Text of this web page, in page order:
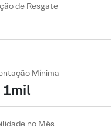
de Resgate
Mínima
1mil
no Mês